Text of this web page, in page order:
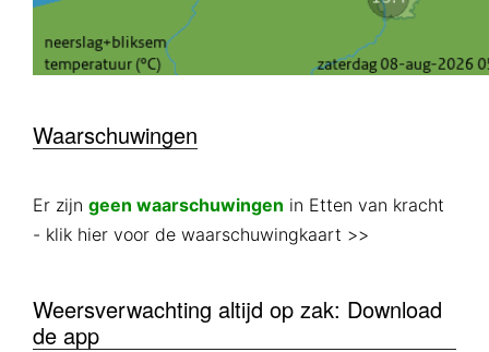
Waarschuwingen
Er zijn geen waarschuwingen in Etten van kracht
- klik hier voor de waarschuwingkaart >>
Weersverwachting altijd op zak: Download
de app